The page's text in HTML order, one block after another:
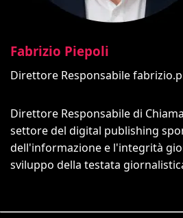
Fabrizio Piepoli
Direttore Responsabile
Direttore Responsabile di
settore del digital publishing
dell'informazione e l'integrità
sviluppo della testata